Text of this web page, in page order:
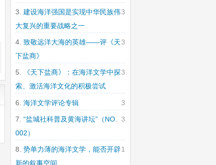
3
建设海洋强国是实现中华民族伟
大复兴的重要战略之一
3
致敬远洋大海的英雄——评《天
下盐商》
3
《天下盐商》：在海洋文学中探
索、激活海洋文化的积极尝试
3
海洋文学评论专辑
3
“盐城社科普及黄海讲坛”（NO.
002）
1
势单力薄的海洋文学，能否开辟
新的叙事空间